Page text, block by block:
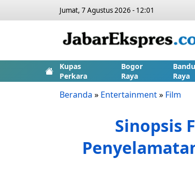
Jumat, 7 Agustus 2026 - 12:01
Kupas
Perkara
Bogor
Raya
Raya
Beranda » Entertainment» Film
Sinopsis